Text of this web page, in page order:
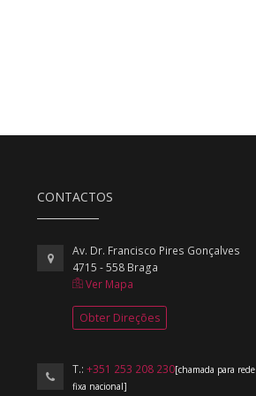
CONTACTOS
Av. Dr. Francisco Pires Gonçalves
4715 - 558 Braga
Ver Mapa
Obter Direções
T.: +351 253 208 230[chamada para rede
fixa nacional]